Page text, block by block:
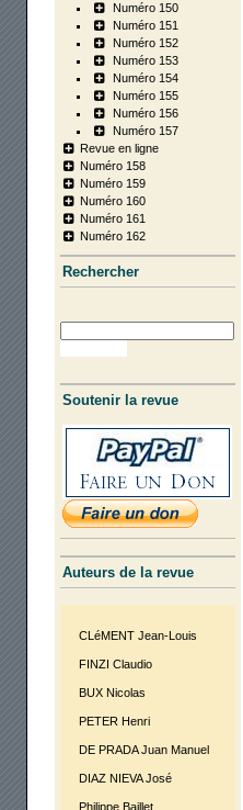
Numéro 150
Numéro 151
Numéro 152
Numéro 153
Numéro 154
Numéro 155
Numéro 156
Numéro 157
Revue en ligne
Numéro 158
Numéro 159
Numéro 160
Numéro 161
Numéro 162
Recher­cher
Soutenir la revue
Auteurs de la revue
CLéMENT Jean-Louis
FINZI Claudio
BUX Nicolas
PETER Henri
DE PRADA Juan Manuel
DIAZ NIEVA José
Philippe Baillet